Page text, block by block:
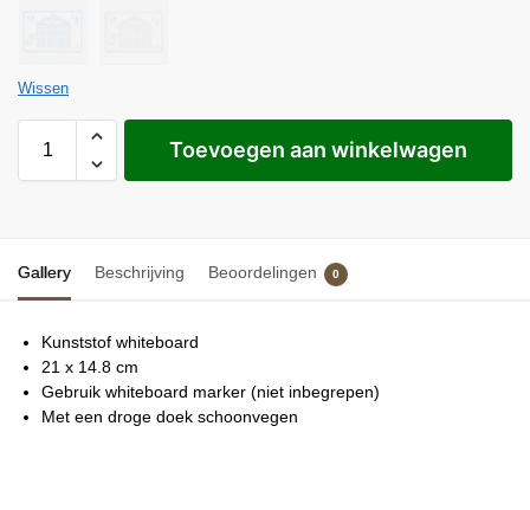
Wissen
Toevoegen aan winkelwagen
Gallery Beschrijving Beoordelingen 0
Kunststof whiteboard
21 x 14.8 cm
Gebruik whiteboard marker (niet inbegrepen)
Met een droge doek schoonvegen